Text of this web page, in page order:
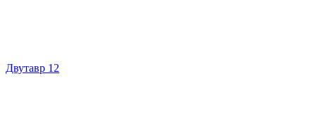
Двутавр 12